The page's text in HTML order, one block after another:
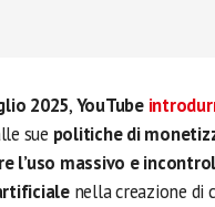
2025,YouTube
sue politiche di
l’uso massivo e
nella creazione di